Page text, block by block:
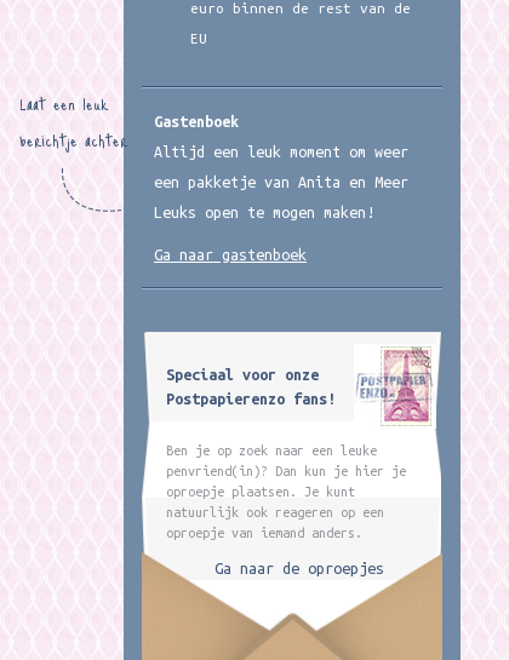
euro binnen de rest van de
EU
Gastenboek
Altijd een leuk moment om weer
een pakketje van Anita en Meer
Leuks open te mogen maken!
Laat een leuk
berichtje achter
Ga naar gastenboek
Speciaal voor onze
Postpapierenzo fans!
Ben je op zoek naar een leuke
penvriend(in)? Dan kun je hier je
oproepje plaatsen. Je kunt
natuurlijk ook reageren op een
oproepje van iemand anders.
Ga naar de oproepjes